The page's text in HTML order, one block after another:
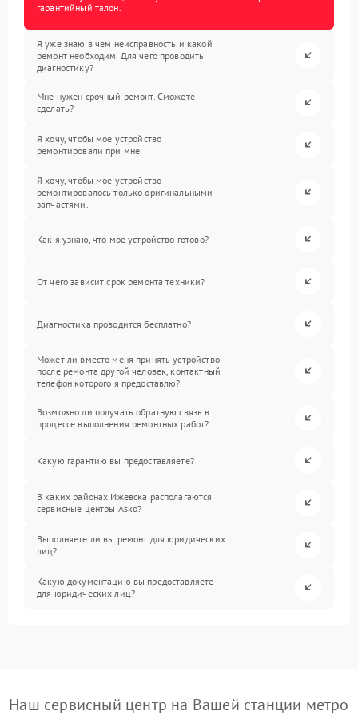
гарантийный талон.
Я уже знаю в чем неисправность и какой
ремонт необходим. Для чего проводить
диагностику?
Мне нужен срочный ремонт. Сможете
сделать?
Я хочу, чтобы мое устройство
ремонтировали при мне.
Я хочу, чтобы мое устройство
ремонтировалось только оригинальными
запчастями.
Как я узнаю, что мое устройство готово?
От чего зависит срок ремонта техники?
Диагностика проводится бесплатно?
Может ли вместо меня принять устройство
после ремонта другой человек, контактный
телефон которого я предоставлю?
Возможно ли получать обратную связь в
процессе выполнения ремонтных работ?
Какую гарантию вы предоставляете?
В каких районах Ижевска располагаются
сервисные центры Asko?
Выполняете ли вы ремонт для юридических
лиц?
Какую документацию вы предоставляете
для юридических лиц?
Наш сервисный центр на Вашей станции метро